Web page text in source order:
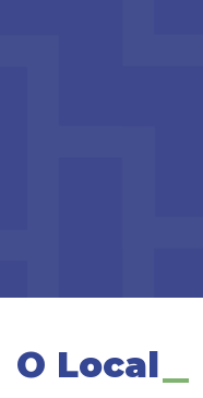
O Local